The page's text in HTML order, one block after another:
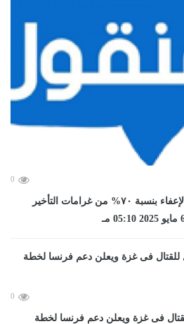
0
وزير الإسكان: منح تيسيرات بالإعفاء بنسبة ٧٠% من غرامات التأخير
0
فى غزة ويعلن دعم فرنسا لخطة